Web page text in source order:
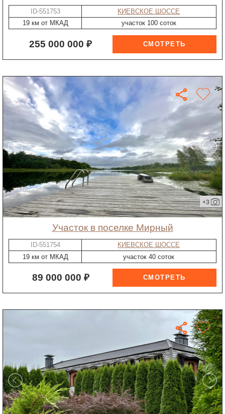
ID-551753
КИЕВСКОЕ ШОССЕ
19 км от МКАД
участок 100 соток
255 000 000 ₽
+3
участок в поселке Мирный
ID-551754
КИЕВСКОЕ ШОССЕ
19 км от МКАД
участок 40 соток
89 000 000 ₽